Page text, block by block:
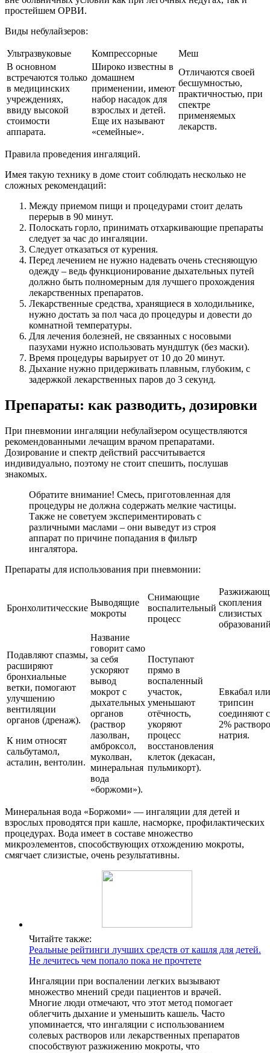
простейшем ОРВИ.
Виды небулайзеров:
Ультразвуковые Компрессорные
Меш
В основном
встречаются только
в медицинских
учреждениях,
ввиду высокой
стоимости
аппарата.
Широко известны в
домашнем
применении, имеют
набор насадок для
взрослых и детей.
Еще их называют
«семейные».
Отличаются своей
бесшумностью,
практичностью, при
спектре
применяемых
лекарств.
Правила проведения ингаляций.
Имея такую технику в доме стоит соблюдать несколько не
сложных рекомендаций:
Между приемом пищи и процедурами стоит делать
перерыв в 90 минут.
Полоскать горло, принимать отхаркивающие препараты
следует за час до ингаляции.
Следует отказаться от курения.
Перед лечением не нужно надевать очень стесняющую
одежду – ведь функционирование дыхательных путей
должно быть полномерным для лучшего прохождения
лекарственных препаратов.
Лекарственные средства, хранящиеся в холодильнике,
нужно достать за пол часа до процедуры и довести до
комнатной температуры.
Для лечения болезней, не связанных с носовыми
пазухами нужно использовать мундштук (без маски).
Время процедуры варьирует от 10 до 20 минут.
Дыхание нужно придерживать плавным, глубоким, с
задержкой лекарственных паров до 3 секунд.
Препараты: как разводить, дозировки
При пневмонии ингаляции небулайзером осуществляются
рекомендованными лечащим врачом препаратами.
Дозирование и спектр действий рассчитывается
индивидуально, поэтому не стоит спешить, послушав
знакомых.
Обратите внимание! Смесь, приготовленная для
процедуры не должна содержать мелкие частицы.
Также не советуем экспериментировать с
различными маслами – они выведут из строя
аппарат по причине попадания в фильтр
ингалятора.
Препараты для использования при пневмонии:
Бронхолитичесские
Выводящие
мокроты
Снимающие
воспалительный
процесс
скопления
слизистых
Подавляют спазмы,
расширяют
бронхиальные
ветки, помогают
улучшению
вентиляции
органов (дренаж).
К ним относят
сальбутамол,
асталин, вентолин.
Название
говорит само
за себя
ускоряют
вывод
мокрот с
дыхательных
органов
(раствор
лазолван,
амброксол,
муколван,
минеральная
вода
«боржоми»).
Поступают
прямо в
воспаленный
участок,
уменьшают
отёчность,
укоряют
процесс
восстановления
клеток (декасан,
пульмикорт).
Евкабал или
трипсин
соединяют с
2%
натрия.
Минеральная вода «Боржоми» — ингаляции для детей и
взрослых проводятся при кашле, насморке, профилактических
процедурах. Вода имеет в составе множество
микроэлементов, способствующих отхождению мокроты,
смягчает слизистые, очень результативны.
Читайте также:
Реальные рейтинги лучших средств от кашля для детей.
Не лечитесь чем попало пока не прочтете
Ингаляции при воспалении легких вызывают
множество мнений среди пациентов и врачей.
Многие люди отмечают, что этот метод помогает
облегчить дыхание и уменьшить кашель. Часто
упоминается, что ингаляции с использованием
солевых растворов или лекарственных препаратов
способствуют разжижению мокроты, что